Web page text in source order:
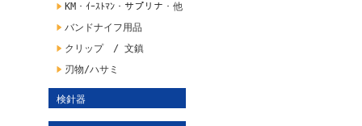
KM・ｲｰｽﾄﾏﾝ・サプリナ・他
バンドナイフ用品
クリップ / 文鎮
刃物/ハサミ
検針器